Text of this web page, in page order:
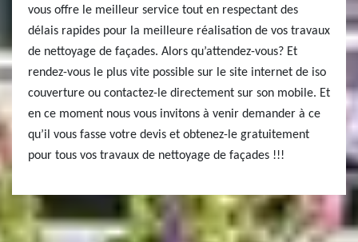
vous offre le meilleur service tout en respectant des
délais rapides pour la meilleure réalisation de vos travaux
de nettoyage de façades. Alors qu’attendez-vous? Et
rendez-vous le plus vite possible sur le site internet de iso
couverture ou contactez-le directement sur son mobile. Et
en ce moment nous vous invitons à venir demander à ce
qu’il vous fasse votre devis et obtenez-le gratuitement
pour tous vos travaux de nettoyage de façades !!!